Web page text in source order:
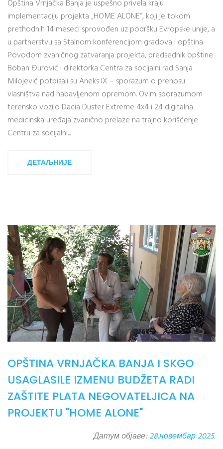
Opština Vrnjačka Banja je uspešno privela kraju
implementaciju projekta „HOME ALONE“, koji je tokom
prethodnih 14 meseci sprovođen uz podršku Evropske unije, a
u partnerstvu sa Stalnom konferencijom gradova i opština.
Povodom zvaničnog zatvaranja projekta, predsednik opštine
Boban Đurović i direktorka Centra za socijalni rad Sanja
Milojević potpisali su Aneks IX – sporazum o prenosu
vlasništva nad nabavljenom opremom. Ovim sporazumom
terensko vozilo Dacia Duster Extreme 4x4 i 24 digitalna
medicinska uređaja zvanično prelaze na trajno korišćenje
Centru za socijalni...
ДЕТАЉНИЈЕ
OPŠTINA VRNJAČKA BANJA I SKGO
USAGLASILE IZMENU BUDŽETA RADI
ZAŠTITE PLATA NEGOVATELJICA NA
PROJEKTU "HOME ALONE"
Датум објаве:28.новембар 2025.